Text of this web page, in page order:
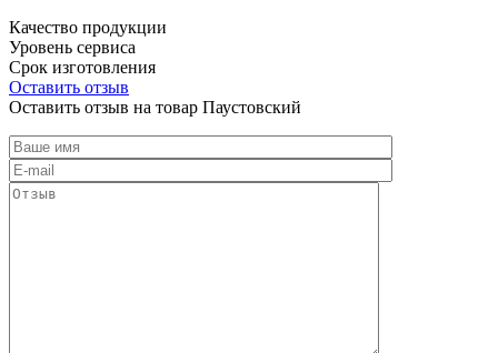
Качество продукции
Уровень сервиса
Срок изготовления
Оставить отзыв
Оставить отзыв на товар Паустовский